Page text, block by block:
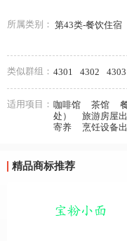
所属类别： 第43类-餐饮住宿
类似群组： 4301 4302 4303
适用项目： 咖啡馆 茶馆
处）
旅游房屋
寄养
烹饪设备
精品商标推荐